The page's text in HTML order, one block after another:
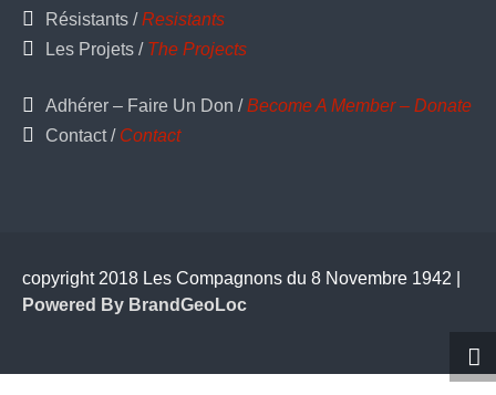
Résistants /Resistants
Les Projets / The Projects
Adhérer – Faire Un Don /Become A Member – Donate
Contact / Contact
copyright 2018 Les Compagnons du 8 Novembre 1942 |
Powered By BrandGeoLoc